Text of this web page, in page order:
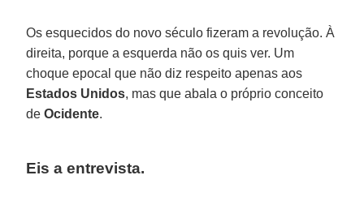
Os esquecidos do novo século fizeram a revolução. À
direita, porque a esquerda não os quis ver. Um
choque epocal que não diz respeito apenas aos
Estados Unidos, mas que abala o próprio conceito
deOcidente.
Eis a entrevista.